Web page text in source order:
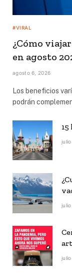
#VIRAL
¿Cómo
en agosto
agosto 6, 2026
Los beneficios
podrán